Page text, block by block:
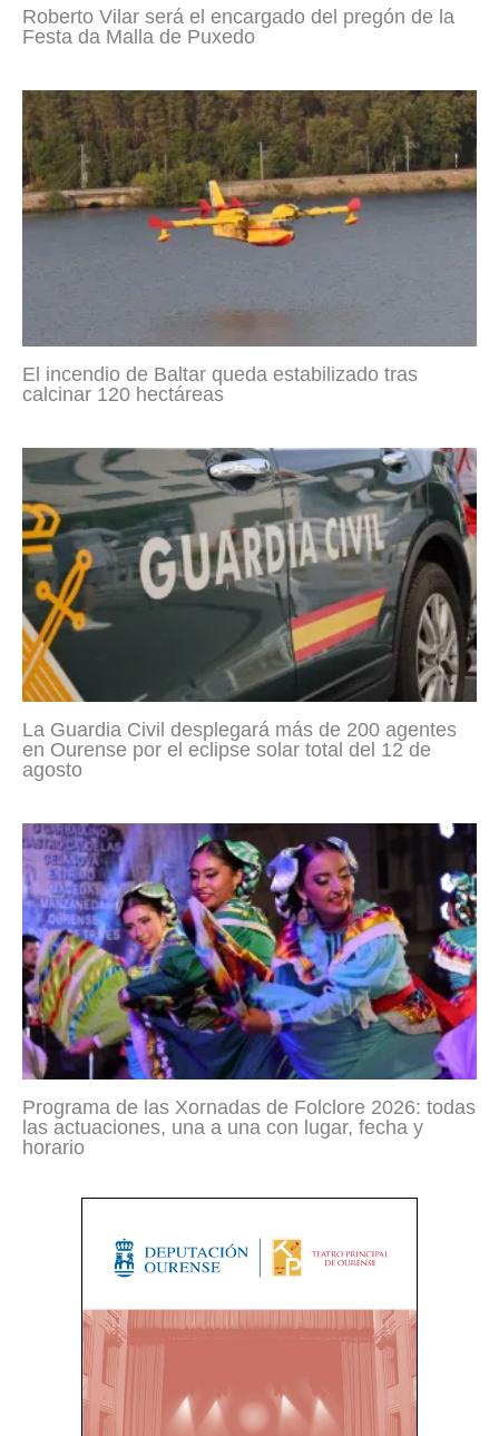
Roberto Vilar será el encargado del pregón de la
Festa da Malla de Puxedo
El incendio de Baltar queda estabilizado tras
calcinar 120 hectáreas
La Guardia Civil desplegará más de 200 agentes
en Ourense por el eclipse solar total del 12 de
agosto
Programa de las Xornadas de Folclore 2026: todas
las actuaciones, una a una con lugar, fecha y
horario